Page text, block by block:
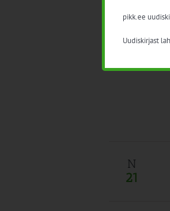
N
21
pikk.ee
Uudiskirjast